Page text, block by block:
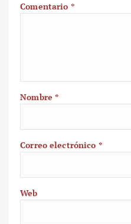
Comentario *
Nombre*
Correo electrónico *
Web